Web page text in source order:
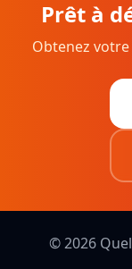
Prêt à
Obtenez
©2026Quel